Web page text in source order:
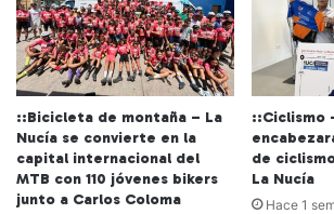
::Bicicleta de montaña – La
Nucía se convierte en la
capital internacional del
MTB con 110 jóvenes bikers
junto a Carlos Coloma
::Ciclismo
de
La Nucía
Hace 1